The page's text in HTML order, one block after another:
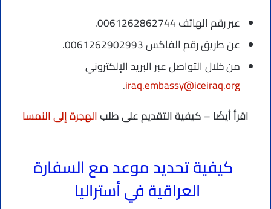
عبر رقم الهاتف 0061262862744.
عن طريق رقم الفاكس 0061262902993.
من خلال التواصل عبر البريد الإلكتروني
iraq.embassy@iceiraq.org
.
اقرأ أيضًا – كيفية التقديم على طلبالهجرة إلى النمسا
كيفية تحديد موعد مع السفارة
العراقية في أستراليا